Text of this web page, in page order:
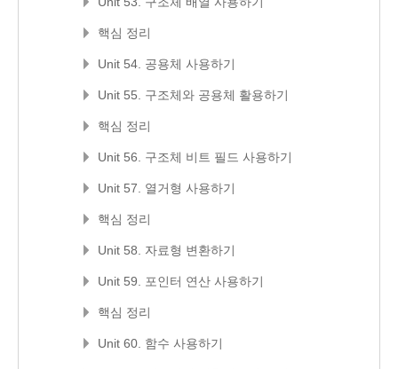
핵심 정리
Unit 54. 공용체 사용하기
Unit 55. 구조체와 공용체 활용하기
핵심 정리
Unit 56. 구조체 비트 필드 사용하기
Unit 57. 열거형 사용하기
핵심 정리
Unit 58. 자료형 변환하기
Unit 59. 포인터 연산 사용하기
핵심 정리
Unit 60. 함수 사용하기